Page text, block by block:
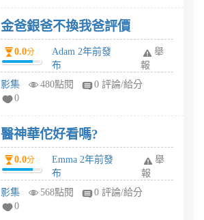
金爸銀爸不換我爸評價
0.0分
Adam 2年前發
布
舉
報
影集
480點閱
0 評論/給分
0
醫神華佗好看嗎?
0.0分
Emma 2年前發
布
舉
報
影集
568點閱
0 評論/給分
0